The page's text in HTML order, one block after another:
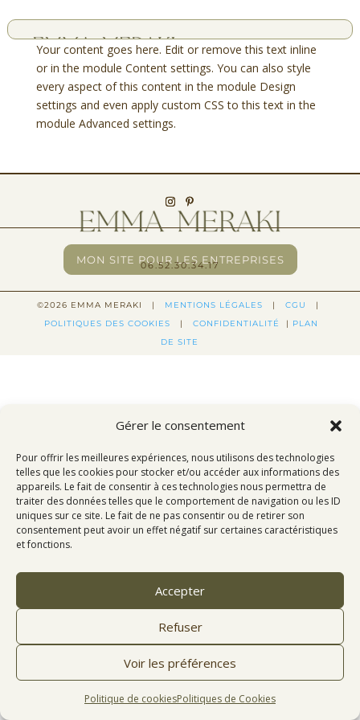
Gérer le consentement
Pour offrir les meilleures expériences, nous utilisons des technologies
telles que les cookies pour stocker et/ou accéder aux informations des
appareils. Le fait de consentir à ces technologies nous permettra de
traiter des données telles que le comportement de navigation ou les ID
uniques sur ce site. Le fait de ne pas consentir ou de retirer son
consentement peut avoir un effet négatif sur certaines caractéristiques
et fonctions.
Accepter
Refuser
Voir les préférences
Politique de cookiesPolitiques de Cookies
Your content goes here. Edit or remove this text inline
or in the module Content settings. You can also style
every aspect of this content in the module Design
settings and even apply custom CSS to this text in the
module Advanced settings.
MON SITE POUR LES ENTREPRISES
06.52.30.34.17
©2026 EMMA MERAKI | MENTIONS LÉGALES |CGU
|
POLITIQUES DES COOKIES
| CONFIDENTIALITÉ | PLAN
DE SITE